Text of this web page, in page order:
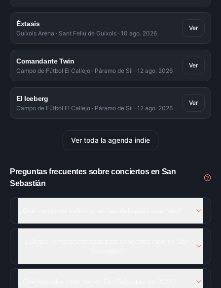
Éxtasis
Guíxols Arena · Sant Feliu de Guíxols · 10 ago. 2026
Ver
Comandante Twin
Campo de Fútbol El Callejo · Páramo de Sil · 12 ago. 2026
Ver
El Iceberg
Campo de Fútbol El Callejo · Páramo de Sil · 12 ago. 2026
Ver
Ver toda la agenda indie
Preguntas frecuentes sobre conciertos en San
Sebastián